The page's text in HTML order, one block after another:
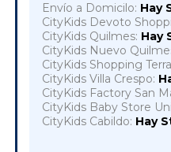
Envío a Domicilo: Hay
CityKids Devoto
CityKids Quilmes: Hay
CityKids Nuevo
CityKids Shopping
CityKids Villa Crespo:
CityKids Factory San
CityKids Baby Store
CityKids Cabildo: Hay